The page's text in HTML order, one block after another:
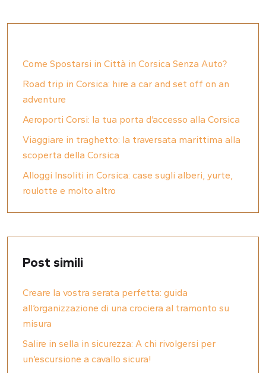
Come Spostarsi in Città in Corsica Senza Auto?
Road trip in Corsica: hire a car and set off on an
adventure
Aeroporti Corsi: la tua porta d’accesso alla Corsica
Viaggiare in traghetto: la traversata marittima alla
scoperta della Corsica
Alloggi Insoliti in Corsica: case sugli alberi, yurte,
roulotte e molto altro
Post simili
Creare la vostra serata perfetta: guida
all’organizzazione di una crociera al tramonto su
misura
Salire in sella in sicurezza: A chi rivolgersi per
un’escursione a cavallo sicura!